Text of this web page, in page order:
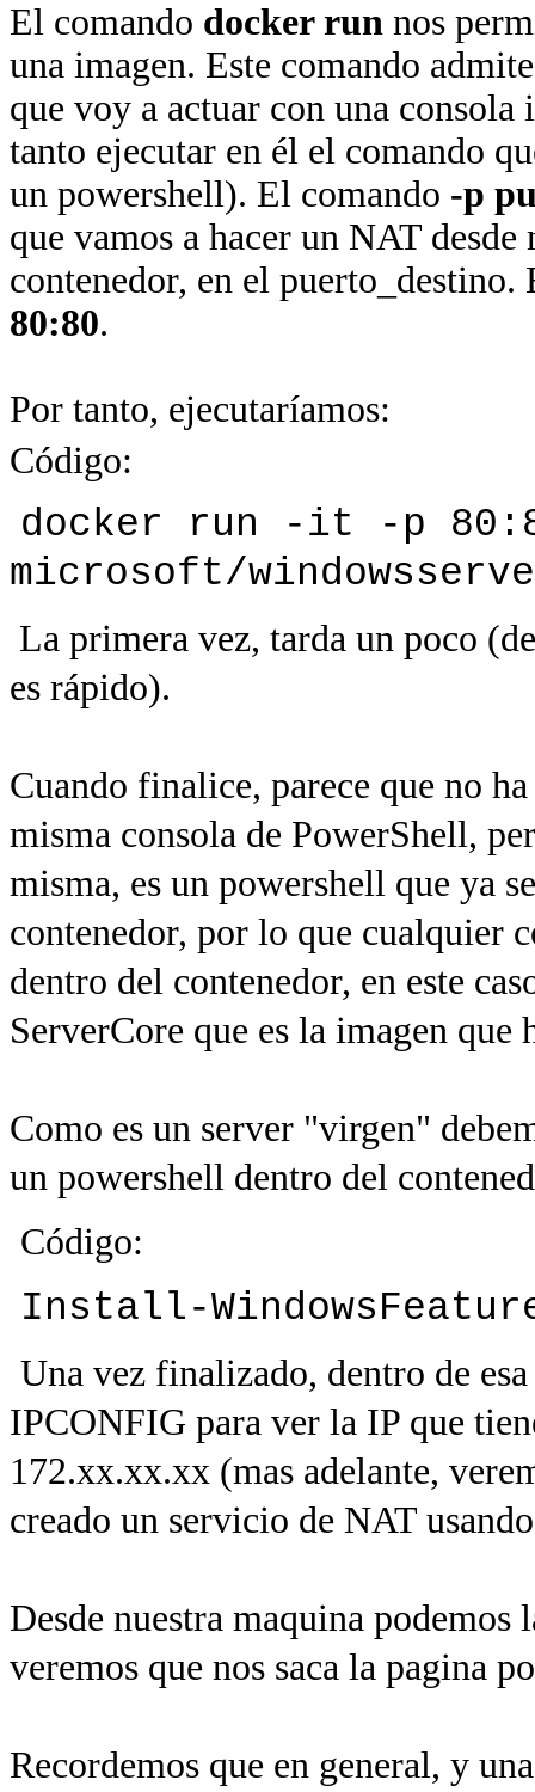
El comando docker run nos
una imagen. Este comando
que voy a actuar con una
tanto ejecutar en él el comando
un powershell). El comando -p
que vamos a hacer un NAT
contenedor, en el
80:80.
Por tanto, ejecutaríamos:
Código:
docker run -it -p
microsoft/
La primera vez, tarda un poco
es rápido).
Cuando finalice, parece que no
misma consola de PowerShell,
misma, es un powershell que ya
contenedor, por lo que cualquier
dentro del contenedor, en este
ServerCore que es la imagen que
Como es un server "virgen"
un powershell dentro del
Código:
Install-
Una vez finalizado, dentro de
IPCONFIG para ver la IP que
172.xx.xx.xx (mas adelante,
creado un servicio de NAT
Desde nuestra maquina podemos
veremos que nos saca la pagina
Recordemos que en general, y